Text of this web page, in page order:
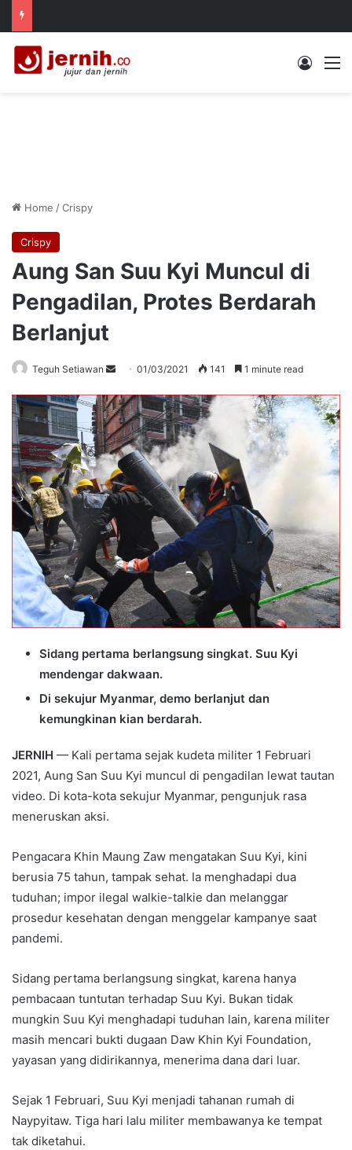
Log In
Home /Crispy
Crispy
Aung San Suu Kyi Muncul di
Pengadilan, Protes Berdarah
Berlanjut
Teguh Setiawan
Send
email
01/03/2021 141 1 minute read
Sidang pertama berlangsung singkat. Suu Kyi
mendengar dakwaan.
Di sekujur Myanmar, demo berlanjut dan
kemungkinan kian berdarah.
JERNIH — Kali pertama sejak kudeta militer 1 Februari
2021, Aung San Suu Kyi muncul di pengadilan lewat tautan
video. Di kota-kota sekujur Myanmar, pengunjuk rasa
meneruskan aksi.
Pengacara Khin Maung Zaw mengatakan Suu Kyi, kini
berusia 75 tahun, tampak sehat. Ia menghadapi dua
tuduhan; impor ilegal walkie-talkie dan melanggar
prosedur kesehatan dengan menggelar kampanye saat
pandemi.
Sidang pertama berlangsung singkat, karena hanya
pembacaan tuntutan terhadap Suu Kyi. Bukan tidak
mungkin Suu Kyi menghadapi tuduhan lain, karena militer
masih mencari bukti dugaan Daw Khin Kyi Foundation,
yayasan yang didirikannya, menerima dana dari luar.
Sejak 1 Februari, Suu Kyi menjadi tahanan rumah di
Naypyitaw. Tiga hari lalu militer membawanya ke tempat
tak diketahui.